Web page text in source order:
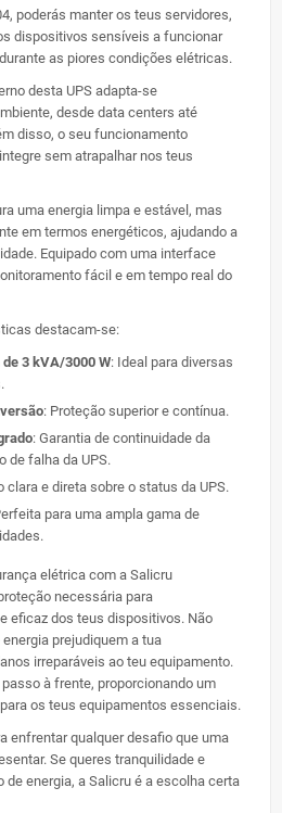
poderás manter os teus servidores,
dispositivos sensíveis a funcionar
as piores condições elétricas.
desta UPS adapta-se
desde data centers até
disso, o seu funcionamento
sem atrapalhar nos teus
uma energia limpa e estável, mas
em termos energéticos, ajudando a
Equipado com uma interface
fácil e em tempo real do
destacam-se:
3 kVA/3000 W: Ideal para diversas
: Proteção superior e contínua.
: Garantia de continuidade da
de falha da UPS.
clara e direta sobre o status da UPS.
para uma ampla gama de
elétrica com a Salicru
necessária para
eficaz dos teus dispositivos. Não
prejudiquem a tua
irreparáveis ao teu equipamento.
à frente, proporcionando um
os teus equipamentos essenciais.
enfrentar qualquer desafio que uma
Se queres tranquilidade e
energia, a Salicru é a escolha certa